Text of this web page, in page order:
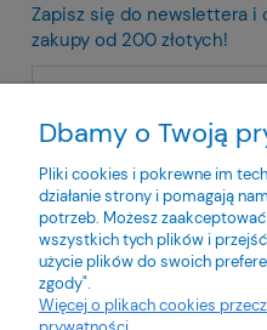
Zapisz się do newslettera i
zakupy od 200 złotych!
Twoje dane będą przetwarzane
prywatności
Dbamy o Twoją
Pliki cookies i pokrewne im
działanie strony i pomagają
potrzeb. Możesz
wszystkich tych plików i
użycie plików do swoich
zgody".
Więcej o plikach cookies